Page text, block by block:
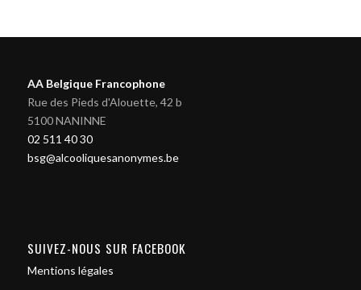
AA Belgique Francophone
Rue des Pieds d'Alouette, 42 b
5100 NANINNE
02 511 40 30
bsg@alcooliquesanonymes.be
SUIVEZ-NOUS SUR FACEBOOK
Mentions légales